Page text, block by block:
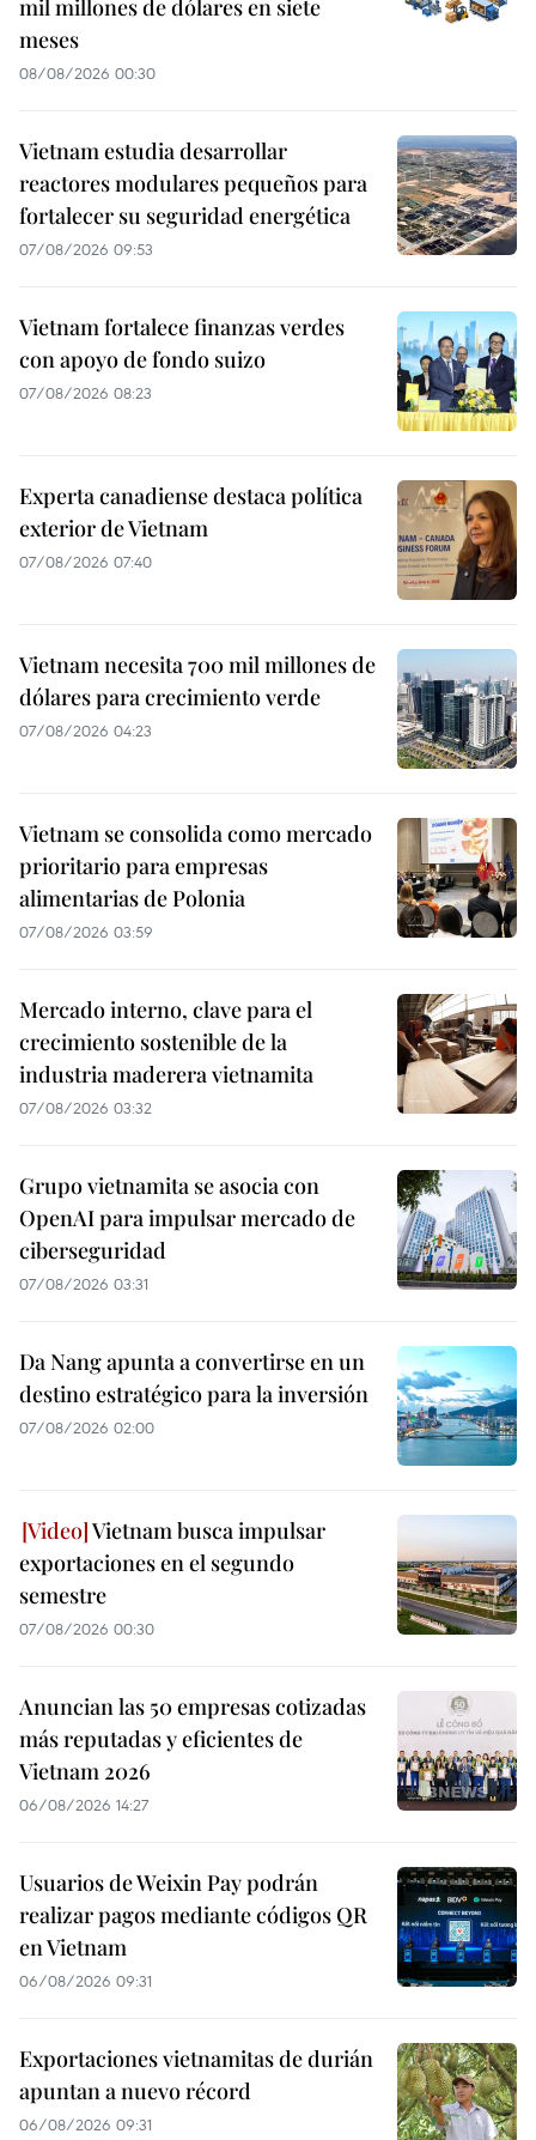
mil millones de dólares en siete
meses
08/08/2026 00:30
Vietnam estudia desarrollar
reactores modulares pequeños para
fortalecer su seguridad energética
07/08/2026 09:53
Vietnam fortalece finanzas verdes
con apoyo de fondo suizo
07/08/2026 08:23
Experta canadiense destaca política
exterior de Vietnam
07/08/2026 07:40
Vietnam necesita 700 mil millones de
dólares para crecimiento verde
07/08/2026 04:23
Vietnam se consolida como mercado
prioritario para empresas
alimentarias de Polonia
07/08/2026 03:59
Mercado interno, clave para el
crecimiento sostenible de la
industria maderera vietnamita
07/08/2026 03:32
Grupo vietnamita se asocia con
OpenAI para impulsar mercado de
ciberseguridad
07/08/2026 03:31
Da Nang apunta a convertirse en un
destino estratégico para la inversión
07/08/2026 02:00
Vietnam busca impulsar
exportaciones en el segundo
semestre
07/08/2026 00:30
Anuncian las 50 empresas cotizadas
más reputadas y eficientes de
Vietnam 2026
06/08/2026 14:27
Usuarios de Weixin Pay podrán
realizar pagos mediante códigos QR
en Vietnam
06/08/2026 09:31
Exportaciones vietnamitas de durián
apuntan a nuevo récord
06/08/2026 09:31